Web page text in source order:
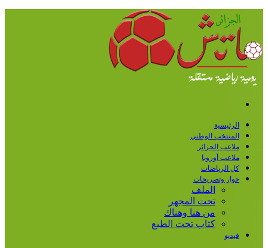
الرئيسية
المنتخب الوطني
ملاعب الجزائر
ملاعب أوروبا
كل الرياضات
حوار وتصريحات
الملف
تحت المجهر
من هنا وهناك
كتاب تحت الطبع
فيديو